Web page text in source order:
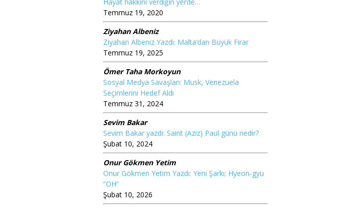
Temmuz 19, 2020
Ziyahan Albeniz
Ziyahan Albeniz Yazdı: Malta’dan Büyük Firar
Temmuz 19, 2025
Ömer Taha Morkoyun
Sosyal Medya Savaşları: Musk, Venezuela
Seçimlerini Hedef Aldı
Temmuz 31, 2024
Sevim Bakar
Sevim Bakar yazdı: Saint (Aziz) Paul günü nedir?
Şubat 10, 2024
Onur Gökmen Yetim
Onur Gökmen Yetim Yazdı: Yeni Şarkı; Hyeon-gyu
“OH”
Şubat 10, 2026